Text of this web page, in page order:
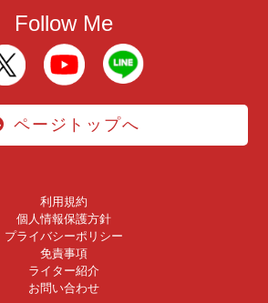
Follow Me
ページトップへ
利用規約
個人情報保護方針
プライバシーポリシー
免責事項
ライター紹介
お問い合わせ